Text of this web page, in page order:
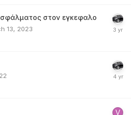
στον εγκεφαλο
13, 2023